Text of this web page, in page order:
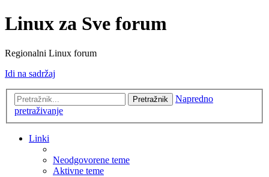
Linux za Sve forum
Regionalni Linux forum
Idi na sadržaj
Pretražnik
Napredno
pretraživanje
Linki
Neodgovorene teme
Aktivne teme